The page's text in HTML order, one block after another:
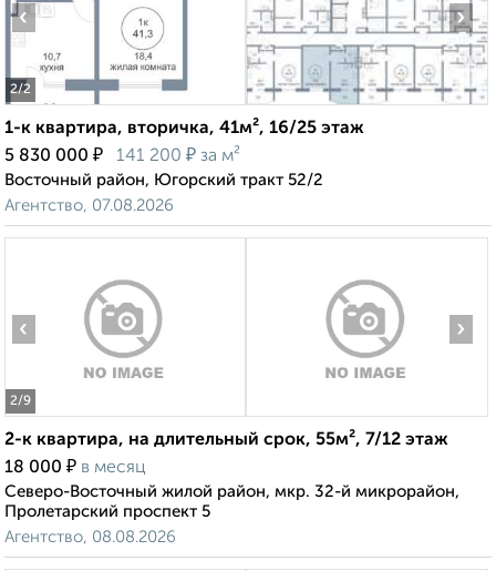
2/2
‹ ›
1-к квартира, вторичка, 41м², 16/25 этаж
5 830 000 ₽ 141 200 ₽ за м²
Восточный район, Югорский тракт 52/2
Агентство, 07.08.2026
2/9
‹ ›
2-к квартира, на длительный срок, 55м², 7/12 этаж
18 000 ₽ в месяц
Северо-Восточный жилой район, мкр. 32-й микрорайон,
Пролетарский проспект 5
Агентство, 08.08.2026